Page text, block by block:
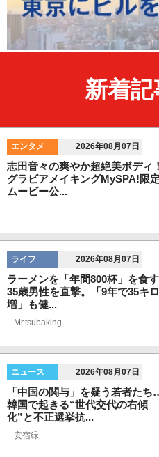
新着記
エンタメ 2026年08月07日
志田音々の爽やか超絶美ボディ！
グラビアメイキングMySPA!限定
ムービー公...
ライフ 2026年08月07日
ラーメンを「年間800杯」を食す
35歳男性を直撃。「9年で35キロ
増」も健...
Mr.tsubaking
ニュース 2026年08月07日
「中国の関与」を疑う若者たち
韓国で起きる“世代交代の右傾
化”と不正選挙抗...
安宿緑